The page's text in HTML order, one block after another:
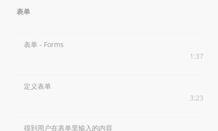
表单
表单 - Forms
1:37
定义表单
3:23
得到用户在表单里输入的内容